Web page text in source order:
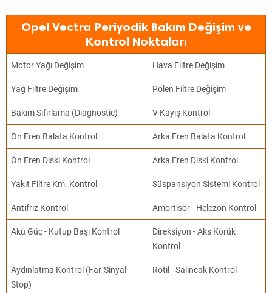
Opel Vectra Periyodik Bakım Değişim ve
Kontrol Noktaları
Motor Yağı Değişim Hava Filtre Değişim
Yağ Filtre Değişim Polen Filtre Değişim
Bakım Sıfırlama (Diagnostic) V Kayış Kontrol
Ön Fren Balata Kontrol Arka Fren Balata Kontrol
Ön Fren Diski Kontrol Arka Fren Diski Kontrol
Yakıt Filtre Km. Kontrol Süspansiyon Sistemi Kontrol
Antifriz Kontrol Amortisör - Helezon Kontrol
Akü Güç - Kutup Başı Kontrol
Direksiyon - Aks Körük
Kontrol
Aydınlatma Kontrol (Far-Sinyal-
Stop)
Rotil - Salıncak Kontrol